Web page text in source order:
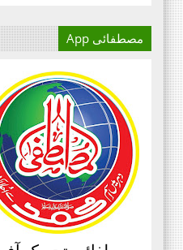
مصطفائی Appآج کا دور
اور کسی بھی
نتائج کے لئے
انکار نہیں
علی عمران
آباد ڈویژن ۔
قاسم مصطفائی
پیغام بنام